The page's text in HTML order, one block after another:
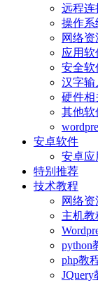
远程连
操作系
网络资
应用软
安全软
汉字输
硬件相
其他软
安卓软件
安卓应
特别推荐
技术教程
网络资
主机教
python
php教
JQuery